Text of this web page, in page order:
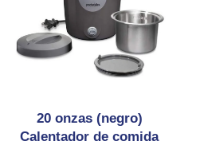
20 onzas (negro)
Calentador de comida